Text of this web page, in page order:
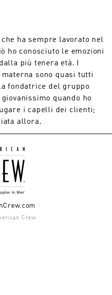
ha sempre lavorato nel
ho conosciuto le emozioni
più tenera età. I
sono quasi tutti
fondatrice del gruppo
quando ho
i capelli dei clienti;
allora.
Crew